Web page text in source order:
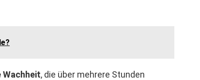
Wachheit, die über mehrere Stunden